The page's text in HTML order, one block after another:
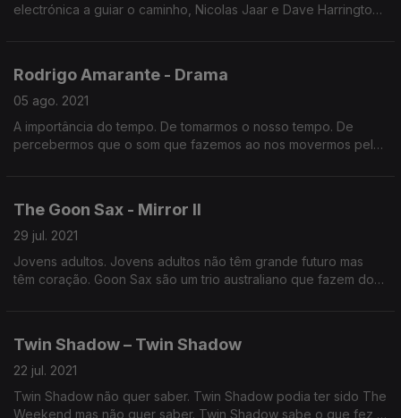
electrónica a guiar o caminho, Nicolas Jaar e Dave Harrington
Rodrigo Amarante - Drama
05 ago. 2021
A importância do tempo. De tomarmos o nosso tempo. De
percebermos que o som que fazemos ao nos movermos pelo
The Goon Sax - Mirror II
29 jul. 2021
Jovens adultos. Jovens adultos não têm grande futuro mas
têm coração. Goon Sax são um trio australiano que fazem do
Twin Shadow – Twin Shadow
22 jul. 2021
Twin Shadow não quer saber. Twin Shadow podia ter sido The
Weekend mas não quer saber. Twin Shadow sabe o que fez e